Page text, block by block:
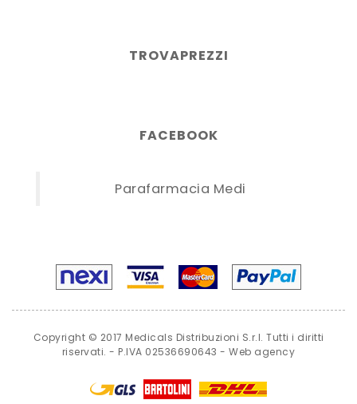
TROVAPREZZI
FACEBOOK
Parafarmacia Medi
Copyright © 2017 Medicals Distribuzioni S.r.l. Tutti i diritti
riservati. - P.IVA 02536690643 -Web agency